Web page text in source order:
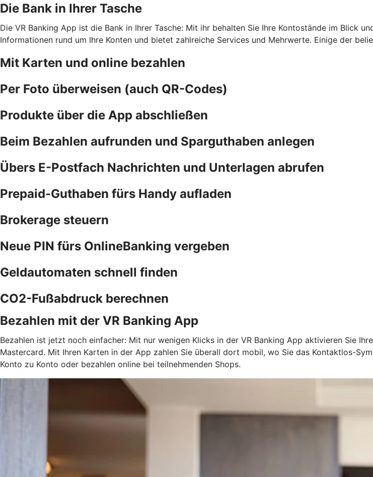
Die Bank in Ihrer Tasche
Die VR Banking App ist die Bank in Ihrer Tasche: Mit ihr behalten Sie Ihre Kontostände im Blick
Informationen rund um Ihre Konten und bietet zahlreiche Services und Mehrwerte. Einige der
Mit Karten und online bezahlen
Per Foto überweisen (auch QR-Codes)
Produkte über die App abschließen
Beim Bezahlen aufrunden und Sparguthaben anlegen
Übers E-Postfach Nachrichten und Unterlagen abrufen
Prepaid-Guthaben fürs Handy aufladen
Brokerage steuern
Neue PIN fürs OnlineBanking vergeben
Geldautomaten schnell finden
CO2-Fußabdruck berechnen
Bezahlen mit der VR Banking App
Bezahlen ist jetzt noch einfacher: Mit nur wenigen Klicks in der VR Banking App aktivieren Sie
Mastercard. Mit Ihren Karten in der App zahlen Sie überall dort mobil, wo Sie das Kontaktlos-
Konto zu Konto oder bezahlen online bei teilnehmenden Shops.